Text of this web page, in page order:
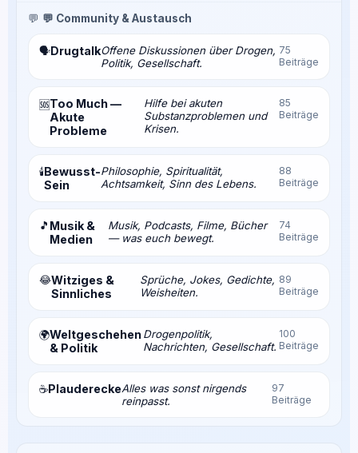
💬 💬 Community & Austausch
🗣️DrugtalkOffene Diskussionen über Drogen,
Politik, Gesellschaft.
75
Beiträge
🆘Too Much —
Akute
Probleme
Hilfe bei akuten
Substanzproblemen und
Krisen.
85
Beiträge
🕯️Bewusst-
Sein
Philosophie, Spiritualität,
Achtsamkeit, Sinn des Lebens.
88
Beiträge
🎵 Musik &
Medien
Musik, Podcasts, Filme, Bücher
— was euch bewegt.
74
Beiträge
😂Witziges &
Sinnliches
Sprüche, Jokes, Gedichte,
Weisheiten.
89
Beiträge
🌍Weltgeschehen
& Politik
Drogenpolitik,
Nachrichten, Gesellschaft.
100
Beiträge
☕PlaudereckeAlles was sonst nirgends
reinpasst.
97
Beiträge